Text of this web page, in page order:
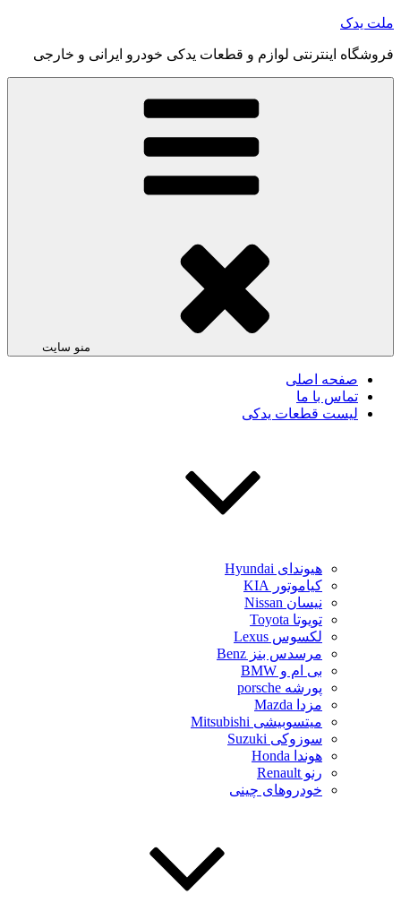
رفتن
محتوا
ملت یدک
فروشگاه اینترنتی لوازم و قطعات یدکی خودرو ایرانی و خارجی
منو سایت
صفحه اصلی
تماس با ما
لیست قطعات یدکی
هیوندای Hyundai
کیاموتور KIA
نیسان Nissan
تویوتا Toyota
لکسوس Lexus
مرسدس بنز Benz
بی ام و BMW
پورشه porsche
مزدا Mazda
میتسوبیشی Mitsubishi
سوزوکی Suzuki
هوندا Honda
رنو Renault
خودروهای چینی